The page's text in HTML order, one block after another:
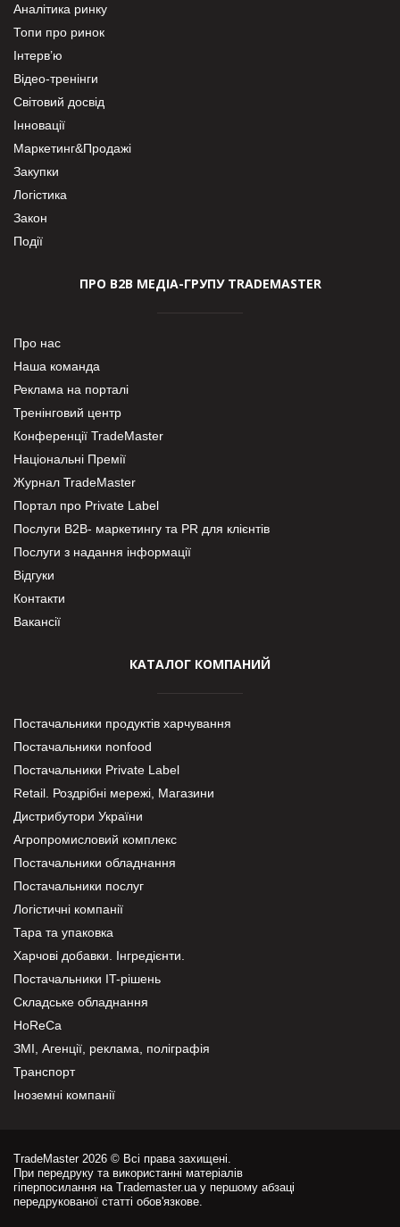
Аналітика ринку
Топи про ринок
Інтерв’ю
Відео-тренінги
Світовий досвід
Інновації
Маркетинг&Продажі
Закупки
Логістика
Закон
Події
ПРО В2В МЕДІА-ГРУПУ TRADEMASTER
Про нас
Наша команда
Реклама на порталі
Тренінговий центр
Конференції TradeMaster
Національні Премії
Журнал TradeMaster
Портал про Private Label
Послуги В2В- маркетингу та PR для клієнтів
Послуги з надання інформації
Відгуки
Контакти
Вакансії
КАТАЛОГ КОМПАНИЙ
Постачальники продуктів харчування
Постачальники nonfood
Постачальники Private Label
Retail. Роздрібні мережі, Магазини
Дистрибутори України
Агропромисловий комплекс
Постачальники обладнання
Постачальники послуг
Логістичні компанії
Тара та упаковка
Харчові добавки. Інгредієнти.
Постачальники IT-рішень
Складське обладнання
HoReCa
ЗМІ, Агенції, реклама, поліграфія
Транспорт
Іноземні компанії
TradeMaster 2026 © Всі права захищені.
При передруку та використанні матеріалів
гіперпосилання на Trademaster.ua у першому абзаці
передрукованої статті обов'язкове.